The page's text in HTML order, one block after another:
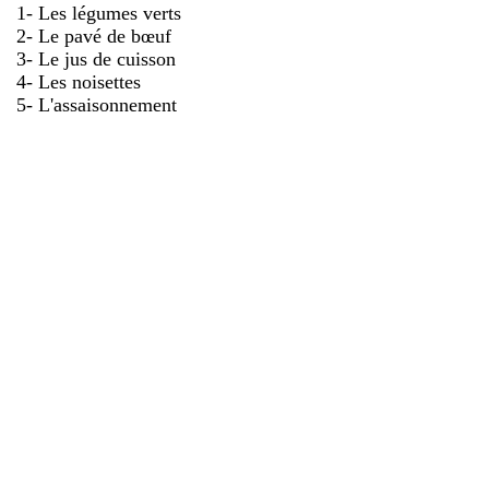
1- Les légumes verts
2- Le pavé de bœuf
3- Le jus de cuisson
4- Les noisettes
5- L'assaisonnement